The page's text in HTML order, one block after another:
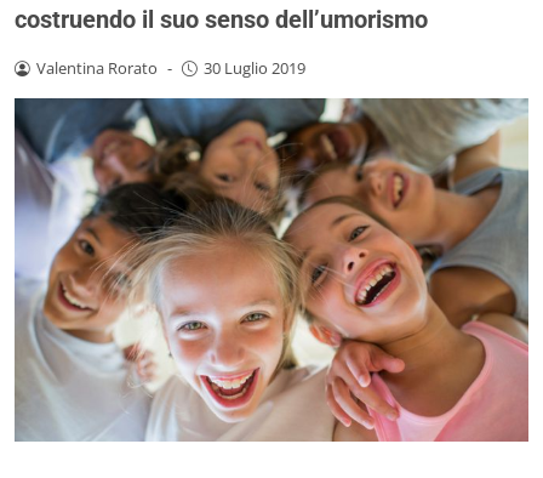
costruendo il suo senso dell’umorismo
Valentina Rorato - 30 Luglio 2019